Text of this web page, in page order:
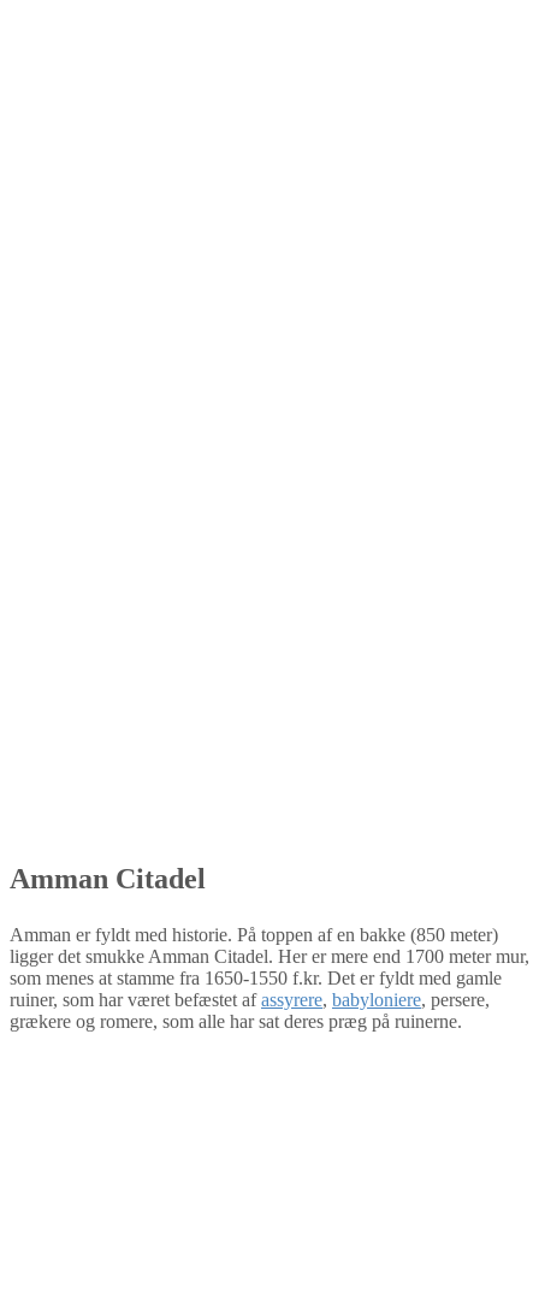
Amman Citadel
Amman er fyldt med historie. På toppen af en bakke (850 meter)
ligger det smukke Amman Citadel. Her er mere end 1700 meter mur,
som menes at stamme fra 1650-1550 f.kr. Det er fyldt med gamle
ruiner, som har været befæstet afassyrere, babyloniere, persere,
grækere og romere, som alle har sat deres præg på ruinerne.